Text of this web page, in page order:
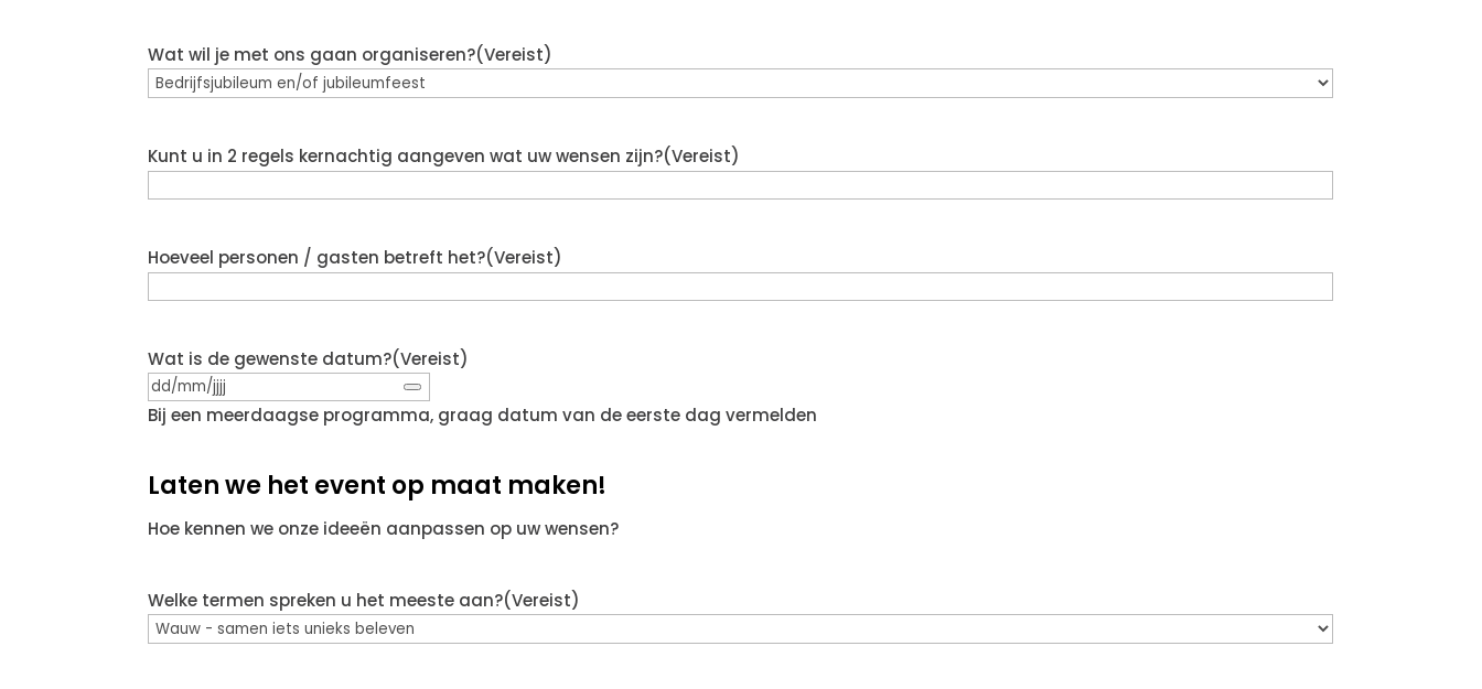
Wat wil je met ons gaan organiseren?(Vereist)
Kunt u in 2 regels kernachtig aangeven wat uw wensen zijn?(Vereist)
Hoeveel personen / gasten betreft het?(Vereist)
Wat is de gewenste datum?(Vereist)
Bij een meerdaagse programma, graag datum van de eerste dag vermelden
Laten we het event op maat maken!
Hoe kennen we onze ideeën aanpassen op uw wensen?
Welke termen spreken u het meeste aan?(Vereist)